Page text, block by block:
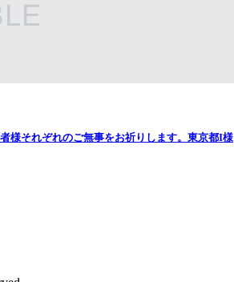
様それぞれのご無事をお祈りします。東京都I様